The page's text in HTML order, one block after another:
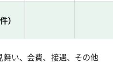
）
い、会費、接遇、その他